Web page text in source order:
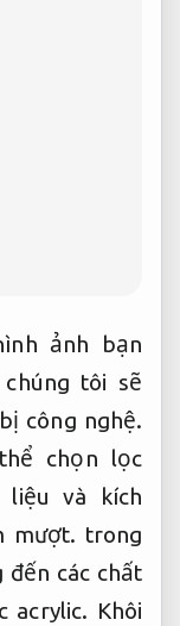
ảnh bạn
chúng tôi sẽ
công nghệ.
chọn lọc
liệu và kích
mượt. trong
đến các chất
acrylic. Khôi